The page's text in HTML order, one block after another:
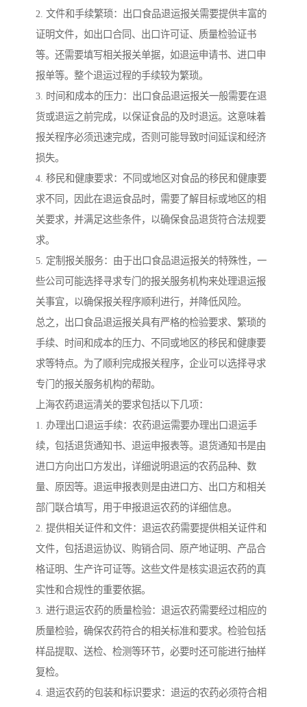
2. 文件和手续繁琐：出口食品退运报关需要提供丰富的
证明文件，如出口合同、出口许可证、质量检验证书
等。还需要填写相关报关单据，如退运申请书、进口申
报单等。整个退运过程的手续较为繁琐。
3. 时间和成本的压力：出口食品退运报关一般需要在退
货或退运之前完成，以保证食品的及时退运。这意味着
报关程序必须迅速完成，否则可能导致时间延误和经济
损失。
4. 移民和健康要求：不同或地区对食品的移民和健康要
求不同，因此在退运食品时，需要了解目标或地区的相
关要求，并满足这些条件，以确保食品退货符合法规要
求。
5. 定制报关服务：由于出口食品退运报关的特殊性，一
些公司可能选择寻求专门的报关服务机构来处理退运报
关事宜，以确保报关程序顺利进行，并降低风险。
总之，出口食品退运报关具有严格的检验要求、繁琐的
手续、时间和成本的压力、不同或地区的移民和健康要
求等特点。为了顺利完成报关程序，企业可以选择寻求
专门的报关服务机构的帮助。
上海农药退运清关的要求包括以下几项：
1. 办理出口退运手续：农药退运需要办理出口退运手
续，包括退货通知书、退运申报表等。退货通知书是由
进口方向出口方发出，详细说明退运的农药品种、数
量、原因等。退运申报表则是由进口方、出口方和相关
部门联合填写，用于申报退运农药的详细信息。
2. 提供相关证件和文件：退运农药需要提供相关证件和
文件，包括退运协议、购销合同、原产地证明、产品合
格证明、生产许可证等。这些文件是核实退运农药的真
实性和合规性的重要依据。
3. 进行退运农药的质量检验：退运农药需要经过相应的
质量检验，确保农药符合的相关标准和要求。检验包括
样品提取、送检、检测等环节，必要时还可能进行抽样
复检。
4. 退运农药的包装和标识要求：退运的农药必须符合相